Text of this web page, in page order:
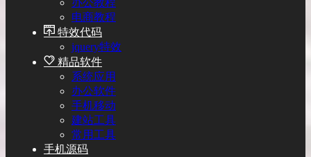
办公教程
电商教程
特效代码
jquery特效
精品软件
系统应用
办公软件
手机移动
建站工具
常用工具
手机源码